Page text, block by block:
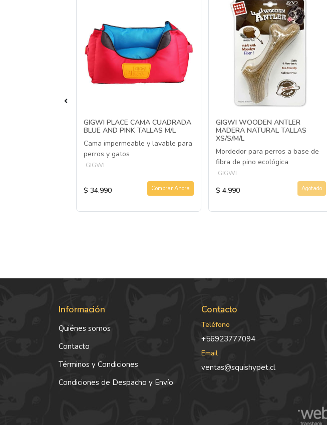
GIGWI PLACE CAMA CUADRADA
BLUE AND PINK TALLAS M/L
Cama impermeable y lavable para
perros y gatos
GIGWI
$ 34.990 Comprar Ahora
GIGWI WOODEN ANTLER
MADERA NATURAL TALLAS
XS/S/M/L
Mordedor para perros a base de
fibra de pino ecológica
GIGWI
$ 4.990 Agotado
Información
Quiénes somos
Contacto
Términos y Condiciones
Condiciones de Despacho y Envío
Contacto
Teléfono
+56923777094
Email
ventas@squishypet.cl